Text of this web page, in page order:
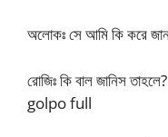
অলোকঃ সে আমি কি করে
রোজিঃ কি বাল জানিস
golpo full